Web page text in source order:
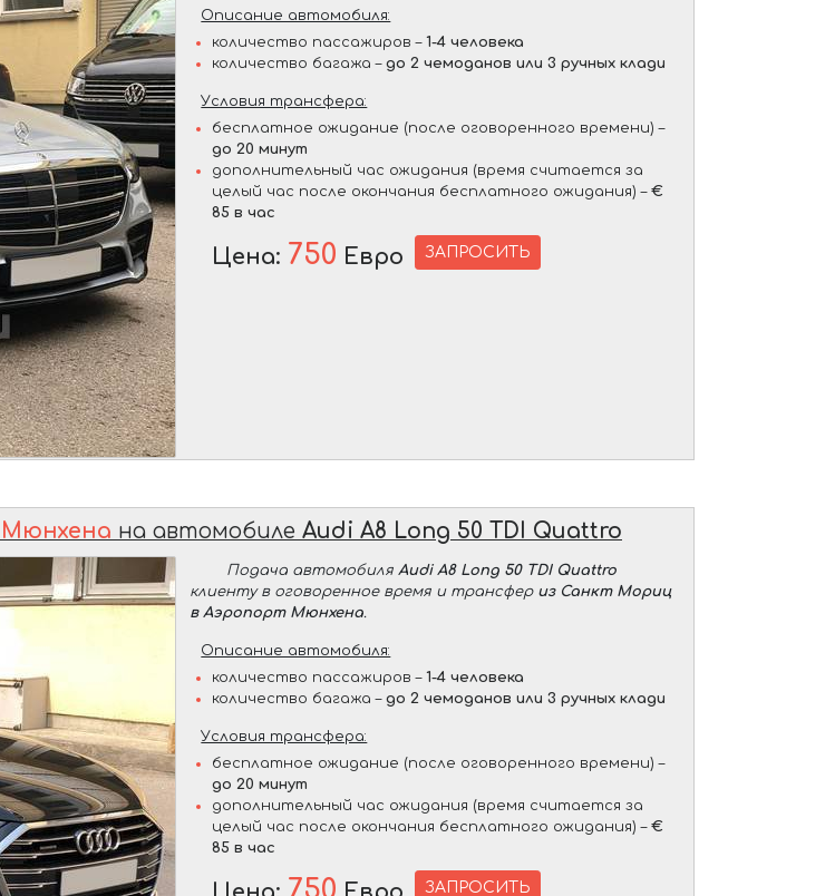
Описание автомобиля:
количество пассажиров –1-4 человека
количество багажа –до 2 чемоданов или 3 ручных клади
Условия трансфера:
бесплатное ожидание (после оговоренного времени) –
до 20 минут
дополнительный час ожидания (время считается за
целый час после окончания бесплатного ожидания) –€
85 в час
Цена: 750 Евро ЗАПРОСИТЬ
на автомобиле Audi A8 Long 50 TDI Quattro
Подача автомобиля Audi A8 Long 50 TDI Quattro
клиенту в оговоренное время и трансфер из Санкт Мориц
в Аэропорт Мюнхена.
Описание автомобиля:
количество пассажиров –1-4 человека
количество багажа –до 2 чемоданов или 3 ручных клади
Условия трансфера:
бесплатное ожидание (после оговоренного времени) –
до 20 минут
дополнительный час ожидания (время считается за
целый час после окончания бесплатного ожидания) –€
85 в час
ЗАПРОСИТЬ